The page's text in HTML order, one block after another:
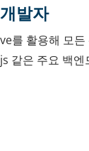
발자
를 활용해 모든
같은 주요 백엔